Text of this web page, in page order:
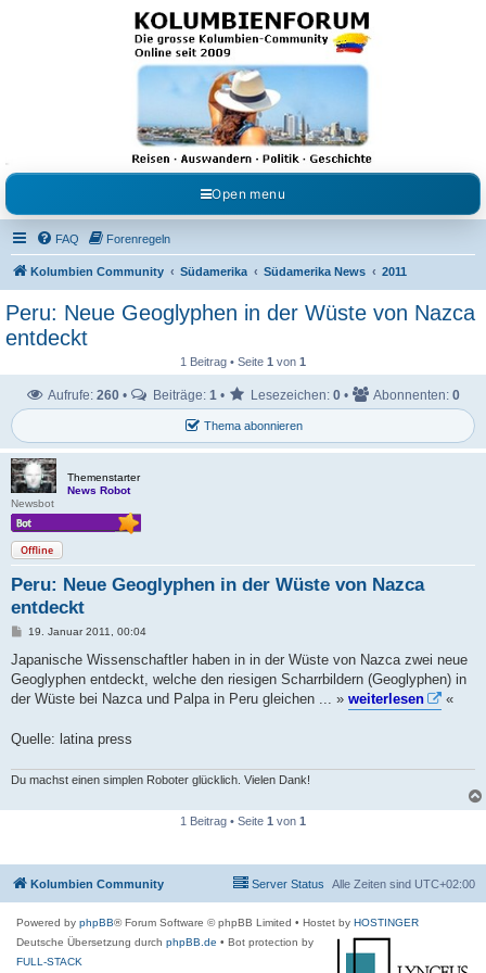
Kolumbienforum - Das
grosse Forum der
Freunde Kolumbiens
Reisen, Auswandern, Kultur, Politik, Geschichte und Visum in Kolumbien und Venezuela.
Austausch, Erfahrungen und Gemeinschaft im Kolumbienforum
Open menu
FAQ Forenregeln
Kolumbien Community Südamerika Südamerika News 2011
Peru: Neue Geoglyphen in der Wüste von Nazca
entdeckt
1 Beitrag • Seite 1 von 1
Thema abonnieren
Aufrufe: 260 • Beiträge: 1 • Lesezeichen: 0 • Abonnenten: 0
Themenstarter
News Robot
Newsbot
Offline
Peru: Neue Geoglyphen in der Wüste von Nazca
entdeckt
B
i
t
r
a
19. Januar 2011, 00:04
Japanische Wissenschaftler haben in in der Wüste von Nazca zwei neue
Geoglyphen entdeckt, welche den riesigen Scharrbildern (Geoglyphen) in
der Wüste bei Nazca und Palpa in Peru gleichen ... » weiterlesen «
Quelle: latina press
Du machst einen simplen Roboter glücklich. Vielen Dank!
1 Beitrag • Seite 1 von 1
Kolumbien Community Alle Zeiten sind UTC+02:00
Server Status
Powered by phpBB® Forum Software © phpBB Limited • Hostet by HOSTINGER
Deutsche Übersetzung durch phpBB.de • Bot protection by
FULL-STACK